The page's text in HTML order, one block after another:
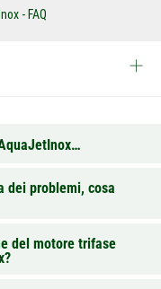
- FAQ
dei problemi, cosa
del motore trifase